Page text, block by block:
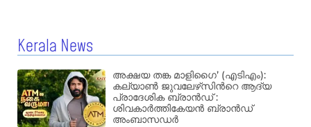
Kerala News
അക്ഷയ തങ്ക മാളിഗൈ’ (എടിഎം):
കല്യാണ്‍ ജുവലേഴ്‌സിന്‍റെ ആദ്യ
പ്രാദേശിക ബ്രാന്‍ഡ് :
ശിവകാര്‍ത്തികേയന്‍ ബ്രാന്‍ഡ്
അംബാസഡര്‍